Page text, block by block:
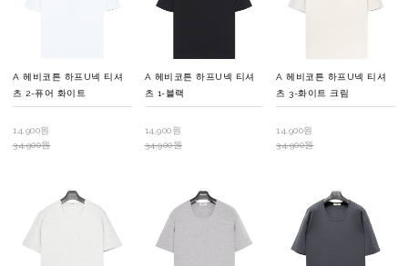
A 헤비코튼 하프U넥 티셔
츠 2-퓨어 화이트
14,900원
34,900원
A 헤비코튼 하프U넥 티셔
츠 1-블랙
14,900원
34,900원
A 헤비코튼 하프U넥 티셔
츠 3-화이트 크림
14,900원
34,900원